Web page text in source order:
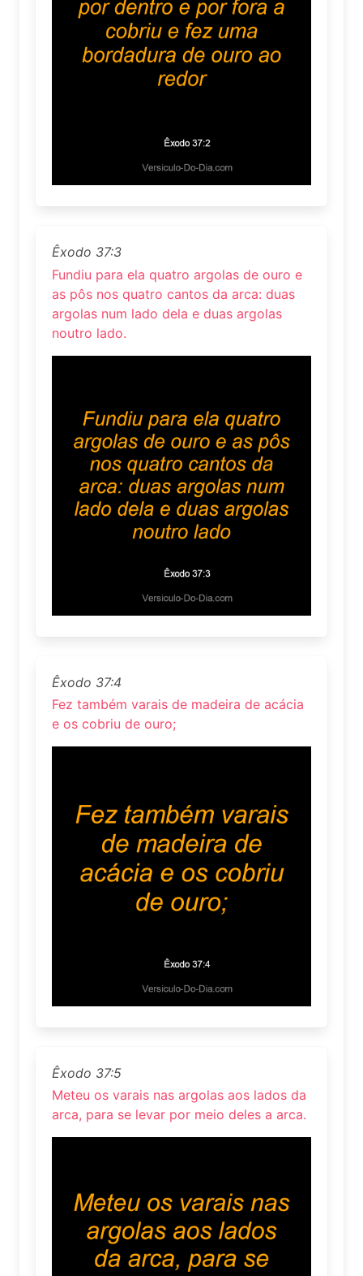
Êxodo 37:3
Fundiu para ela quatro argolas de ouro e
as pôs nos quatro cantos da arca: duas
argolas num lado dela e duas argolas
noutro lado.
Êxodo 37:4
Fez também varais de madeira de acácia
e os cobriu de ouro;
Êxodo 37:5
Meteu os varais nas argolas aos lados da
arca, para se levar por meio deles a arca.